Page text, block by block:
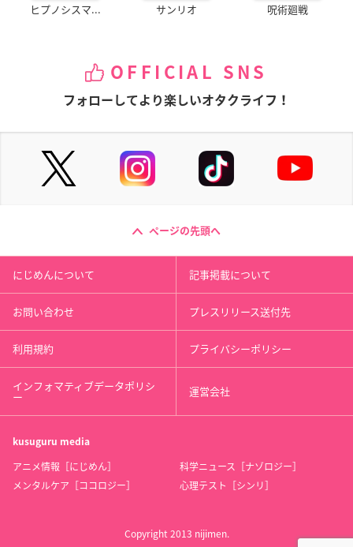
ヒプノシスマ... サンリオ 呪術廻戦
OFFICIAL SNS
フォローしてより楽しいオタクライフ！
ページの先頭へ
にじめんについて 記事掲載について
お問い合わせ プレスリリース送付先
利用規約 プライバシーポリシー
インフォマティブデータポリシ
ー 運営会社
kusuguru media
アニメ情報［にじめん］
科学ニュース［ナゾロジー］
メンタルケア［ココロジー］
心理テスト［シンリ］
Copyright 2013 nijimen.